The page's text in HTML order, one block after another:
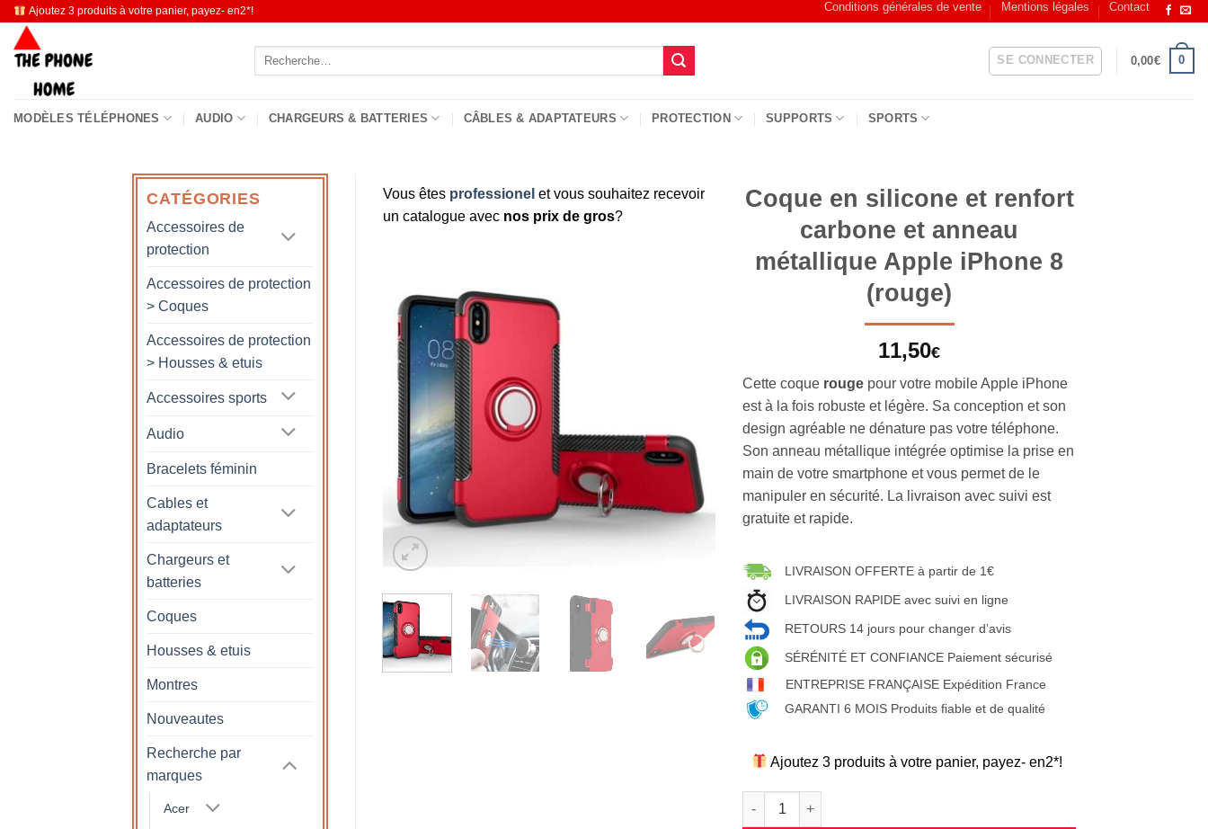
Passer
contenu
Ajoutez 3 produits à votre panier, payez- en2*! Conditions générales de vente Mentions légales Contact
Recherche
SE CONNECTER 0,00€ 0
MODÈLES TÉLÉPHONES AUDIO CHARGEURS & BATTERIES CÂBLES & ADAPTATEURS PROTECTION SUPPORTS SPORTS
CATÉGORIES
Accessoires de
protection
Accessoires de protection
> Coques
Accessoires de protection
> Housses & etuis
Accessoires sports
Audio
Bracelets féminin
Cables et
adaptateurs
Chargeurs et
batteries
Coques
Housses & etuis
Montres
Nouveautes
Recherche par
marques
Acer
Vous êtes professionel et vous souhaitez recevoir
un catalogue avec nos prix de gros?
Coque en silicone et renfort
carbone et anneau
métallique Apple iPhone 8
(rouge)
11,50€
Cette coque rouge pour votre mobile Apple iPhone
est à la fois robuste et légère. Sa conception et son
design agréable ne dénature pas votre téléphone.
Son anneau métallique intégrée optimise la prise en
main de votre smartphone et vous permet de le
manipuler en sécurité. La livraison avec suivi est
gratuite et rapide.
LIVRAISON OFFERTE à partir de 1€
LIVRAISON RAPIDE avec suivi en ligne
RETOURS 14 jours pour changer d’avis
SÉRÉNITÉ ET CONFIANCE Paiement sécurisé
ENTREPRISE FRANÇAISE Expédition France
GARANTI 6 MOIS Produits fiable et de qualité
Ajoutez 3 produits à votre panier, payez- en2*!
quantité de Coque en silicone et renfort carbone et anneau métallique